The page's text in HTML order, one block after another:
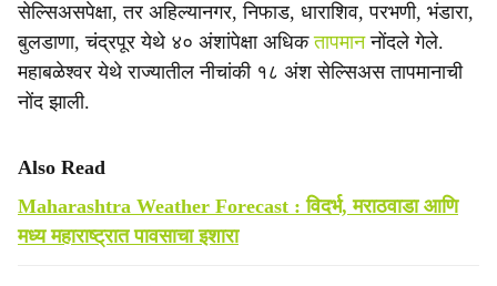
सेल्सिअसपेक्षा, तर ‎अहिल्यानगर, निफाड, धाराशिव, परभणी, भंडारा,
बुलडाणा, चंद्रपूर येथे ४० अंशांपेक्षा अधिकतापमाननोंदले गेले.
महाबळेश्वर येथे राज्यातील नीचांकी १८ अंश सेल्सिअस तापमानाची
नोंद झाली.
Also Read
Maharashtra Weather Forecast : विदर्भ, मराठवाडा आणि
मध्य महाराष्ट्रात पावसाचा इशारा